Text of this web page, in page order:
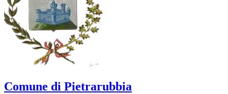
Comune di Pietrarubbia